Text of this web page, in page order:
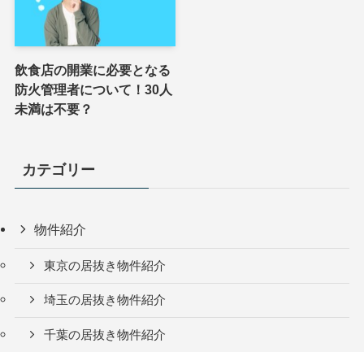
飲食店の開業に必要となる
防火管理者について！30人
未満は不要？
カテゴリー
物件紹介
東京の居抜き物件紹介
埼玉の居抜き物件紹介
千葉の居抜き物件紹介